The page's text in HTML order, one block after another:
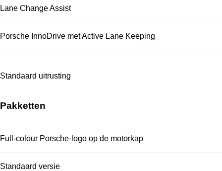
Lane Change Assist
Porsche InnoDrive met Active Lane Keeping
Standaard uitrusting
Pakketten
Full-colour Porsche-logo op de motorkap
Standaard versie